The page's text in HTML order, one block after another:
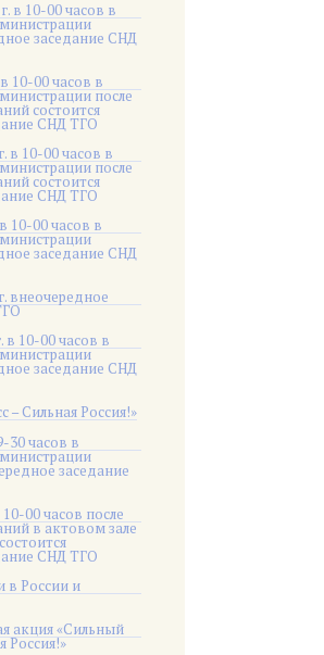
в 10-00 часов в
заседание СНД
10-00 часов в
после
состоится
СНД ТГО
в 10-00 часов в
после
состоится
СНД ТГО
10-00 часов в
заседание СНД
внеочередное
в 10-00 часов в
заседание СНД
– Сильная Россия!»
30 часов в
заседание
00 часов после
в актовом зале
СНД ТГО
России и
акция «Сильный
Россия!»